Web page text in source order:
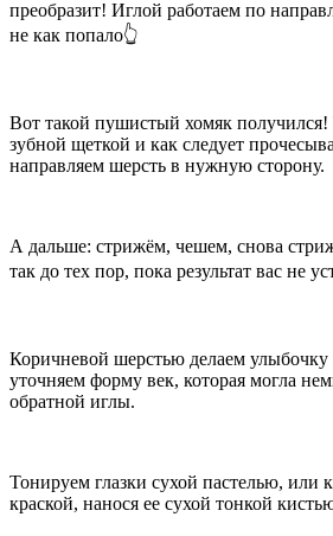
преобразит! Иглой работаем по
не как попало👆
Вот такой пушистый хомяк получился!
зубной щеткой и как следует
направляем шерсть в нужную сторону.
А дальше: стрижём, чешем, снова
так до тех пор, пока результат вас не
Коричневой шерстью делаем улыбочку
уточняем форму век, которая могла
обратной иглы.
Тонируем глазки сухой пастелью, или
краской, нанося ее сухой тонкой